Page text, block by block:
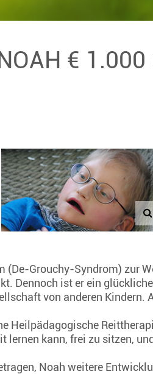
€
(De-Grouchy-Syndrom) zur
Dennoch ist er ein
von anderen Kindern.
Heilpädagogische
lernen kann, frei zu sitzen,
Noah weitere